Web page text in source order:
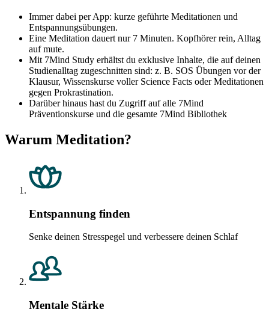
Immer dabei per App: kurze geführte Meditationen und
Entspannungsübungen.
Eine Meditation dauert nur 7 Minuten. Kopfhörer rein, Alltag
auf mute.
Mit 7Mind Study erhältst du exklusive Inhalte, die auf deinen
Studienalltag zugeschnitten sind: z. B. SOS Übungen vor der
Klausur, Wissenskurse voller Science Facts oder Meditationen
gegen Prokrastination.
Darüber hinaus hast du Zugriff auf alle 7Mind
Präventionskurse und die gesamte 7Mind Bibliothek
Warum Meditation?
Entspannung finden
Senke deinen Stresspegel und verbessere deinen Schlaf
Mentale Stärke